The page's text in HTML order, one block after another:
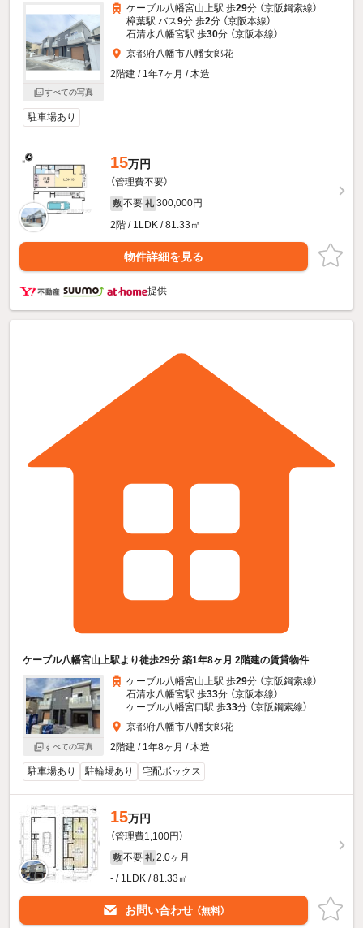
すべての写真
ケーブル八幡宮山上駅 歩29分 （京阪鋼索線）
樟葉駅 バス9分 歩2分 （京阪本線）
石清水八幡宮駅 歩30分 （京阪本線）
京都府八幡市八幡女郎花
2階建 / 1年7ヶ月 / 木造
駐車場あり
15万円
（管理費不要）
敷 不要 礼 300,000円
2階 / 1LDK / 81.33㎡
物件詳細を見る
提供
ケーブル八幡宮山上駅より徒歩29分 築1年8ヶ月 2階建の賃貸物件
すべての写真
ケーブル八幡宮山上駅 歩29分 （京阪鋼索線）
石清水八幡宮駅 歩33分 （京阪本線）
ケーブル八幡宮口駅 歩33分 （京阪鋼索線）
京都府八幡市八幡女郎花
2階建 / 1年8ヶ月 / 木造
駐車場あり 駐輪場あり 宅配ボックス
15万円
（管理費1,100円）
敷 不要 礼 2.0ヶ月
- / 1LDK / 81.33㎡
お問い合わせ （無料）